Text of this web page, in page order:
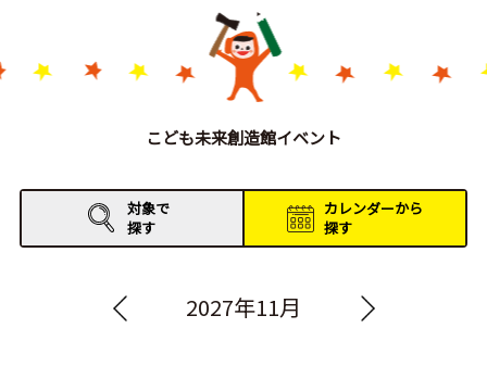
Gがくえん
お知らせ
イベントレポート
こども未来創造館イベント
対象で
探す
カレンダーから
探す
2027年11月